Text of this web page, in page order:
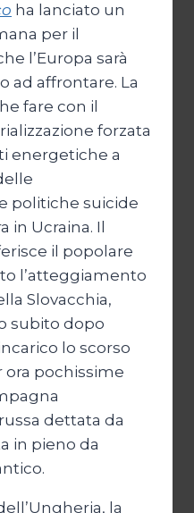
ha lanciato un
per il
l’Europa sarà
ad affrontare. La
fare con il
forzata
energetiche a
politiche suicide
in Ucraina. Il
il popolare
l’atteggiamento
Slovacchia,
subito dopo
lo scorso
pochissime
dettata da
in pieno da
la